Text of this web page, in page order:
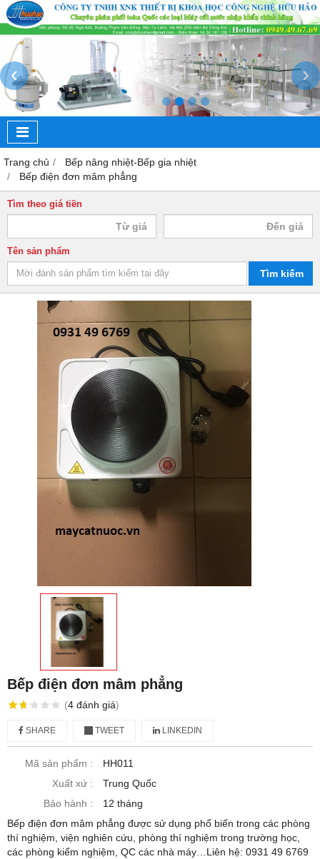
‹ ›
Trang chủ
Bếp nâng nhiệt-Bếp gia nhiệt
Bếp điện đơn mâm phẳng
Tìm theo giá tiền
Tên sản phẩm
Tìm kiếm
Bếp điện đơn mâm phẳng
(4 đánh giá)
SHARE TWEET LINKEDIN
Mã sản phẩm :
HH011
Xuất xứ :
Trung Quốc
Bảo hành :
12 tháng
Bếp điện đơn mâm phẳng được sử dụng phổ biến trong các phòng
thí nghiệm, viện nghiên cứu, phòng thí nghiệm trong trường học,
các phòng kiểm nghiệm, QC các nhà máy…Liên hệ: 0931 49 6769